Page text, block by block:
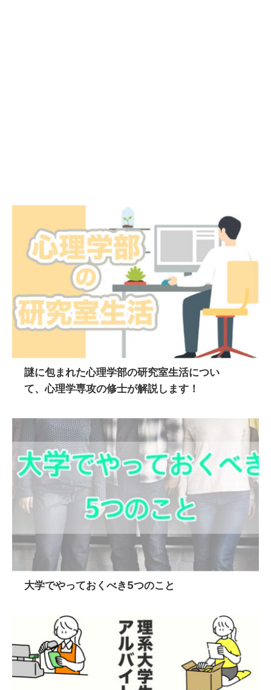
謎に包まれた心理学部の研究室生活につい
て、心理学専攻の修士が解説します！
大学でやっておくべき5つのこと